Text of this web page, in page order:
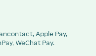
Apple Pay,
WeChat Pay.